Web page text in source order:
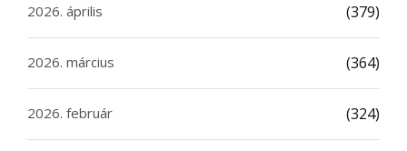
2026. április (379)
2026. március (364)
2026. február (324)